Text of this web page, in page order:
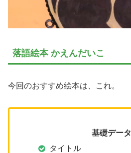
落語絵本 かえんだいこ
今回のおすすめ絵本は、これ。
基礎データ
タイトル